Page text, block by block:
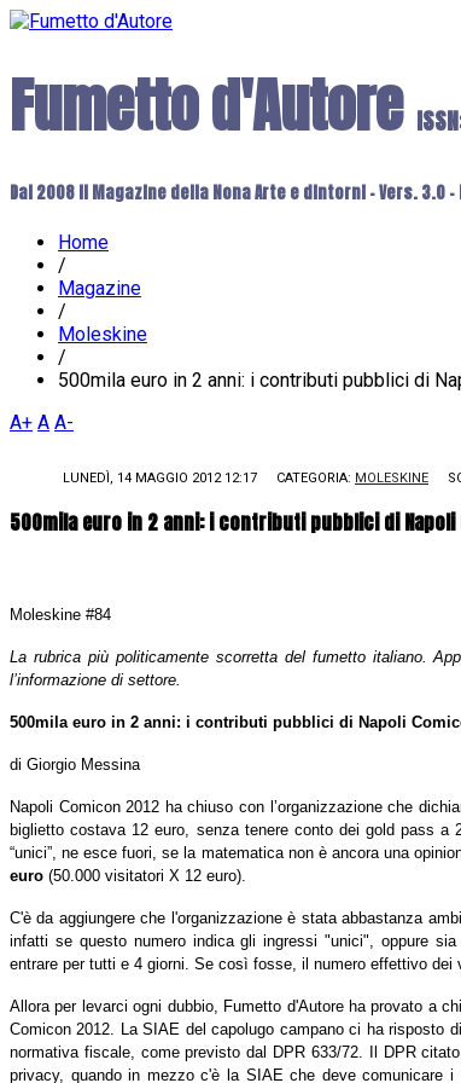
Fumetto d'Autore
Dal 2008 il Magazine della Nona Arte e dintorni - Vers.
Home
/
Magazine
/
Moleskine
/
500mila euro in 2 anni: i contributi pubblici di
A+ A A-
LUNEDÌ, 14 MAGGIO 2012 12:17 CATEGORIA: MOLESKINE
500mila euro in 2 anni: i contributi pubblici di Napoli
Moleskine #84
La rubrica più politicamente scorretta del fumetto italiano.
l’informazione di settore.
500mila euro in 2 anni: i contributi pubblici di Napoli
di Giorgio Messina
Napoli Comicon2012 hachiuso con l’organizzazione che
biglietto costava 12 euro, senza tenere conto dei gold pass
“unici”, ne esce fuori, se la matematica non è ancora una
euro (50.000 visitatori X 12 euro).
C'è da aggiungere che l'organizzazione è stata abbastanza
infatti se questo numero indica gli ingressi "unici", oppure
entrare per tutti e 4 giorni. Se così fosse, il numero effettivo
Allora per levarci ogni dubbio, Fumetto d'Autore ha provato a
Comicon 2012. La SIAE del capolugo campano ci ha risposto
normativa fiscale, come previsto dal DPR 633/72. Il DPR
privacy, quando in mezzo c'è la SIAE che deve comunicare